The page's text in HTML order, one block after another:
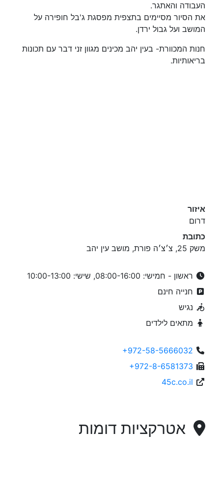
העבודה והאתגר.
את הסיור מסיימים בתצפית מפסגת ג'בל חופירה על
המושב ועל גבול ירדן.
חנות המכוורת- בעין יהב מכינים מגוון זני דבר עם תכונות
בריאותיות.
איזור
דרום
כתובת
משק 25, צ׳צ׳ה פורת, מושב עין יהב
ראשון - חמישי: 08:00-16:00, שישי: 10:00-13:00
חנייה חינם
נגיש
מתאים לילדים
+972-58-5666032
+972-8-6581373
45c.co.il
אטרקציות דומות